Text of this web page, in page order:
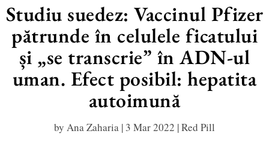
Studiu suedez: Vaccinul Pfizer
pătrunde în celulele ficatului
și „se transcrie” în ADN-ul
uman. Efect posibil: hepatita
autoimună
by Ana Zaharia | 3 Mar 2022 |Red Pill